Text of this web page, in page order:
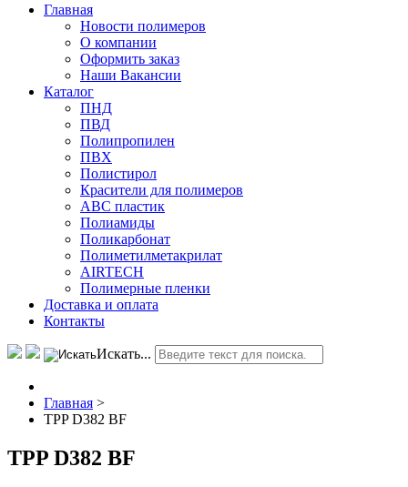
Главная
Новости полимеров
О компании
Оформить заказ
Наши Вакансии
Каталог
ПНД
ПВД
Полипропилен
ПВХ
Полистирол
Красители для полимеров
АВС пластик
Полиамиды
Поликарбонат
Полиметилметакрилат
AIRTECH
Полимерные пленки
Доставка и оплата
Контакты
Искать...
Главная >
TPP D382 BF
TPP D382 BF